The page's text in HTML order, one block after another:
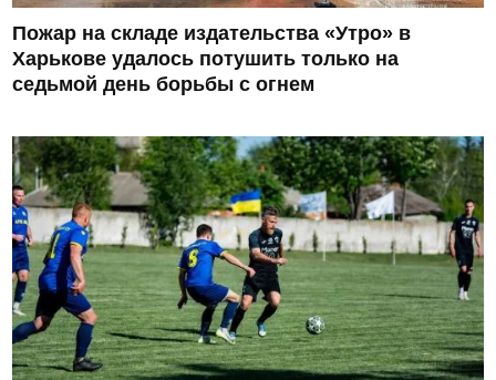
Пожар на складе издательства «Утро» в
Харькове удалось потушить только на
седьмой день борьбы с огнем